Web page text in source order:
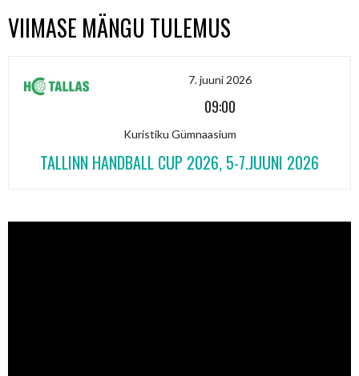
VIIMASE MÄNGU TULEMUS
7. juuni 2026
09:00
Kuristiku Gümnaasium
TALLINN HANDBALL CUP 2026, 5-7.JUUNI 2026